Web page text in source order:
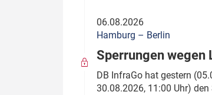
06.08.2026
Hamburg – Berlin
Sperrungen
DB InfraGo hat gestern
30.08.2026, 11:00 Uhr)